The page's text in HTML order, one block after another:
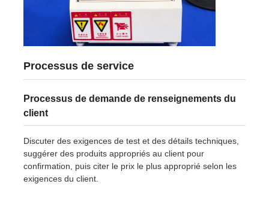
Processus de service
Processus de demande de renseignements du
client
Discuter des exigences de test et des détails techniques,
suggérer des produits appropriés au client pour
confirmation, puis citer le prix le plus approprié selon les
exigences du client.